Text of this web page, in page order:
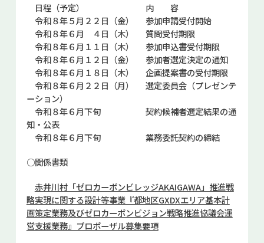
日程（予定） 内 容
令和８年５月２２日（金） 参加申請受付開始
令和８年６月 ４日（木） 質問受付期限
令和８年６月１１日（木） 参加申込書受付期限
令和８年６月１２日（金） 参加者選定決定の通知
令和８年６月１８日（木） 企画提案書の受付期限
令和８年６月２２日（月） 選定委員会（プレゼンテ
ーション）
令和８年６月下旬 契約候補者選定結果の通
知・公表
令和８年６月下旬 業務委託契約の締結
○関係書類
赤井川村「ゼロカーボンビレッジAKAIGAWA」推進戦
略実現に関する設計等事業『都地区GXDXエリア基本計
画策定業務及びゼロカーボンビジョン戦略推進協議会運
営支援業務』プロポーザル募集要項